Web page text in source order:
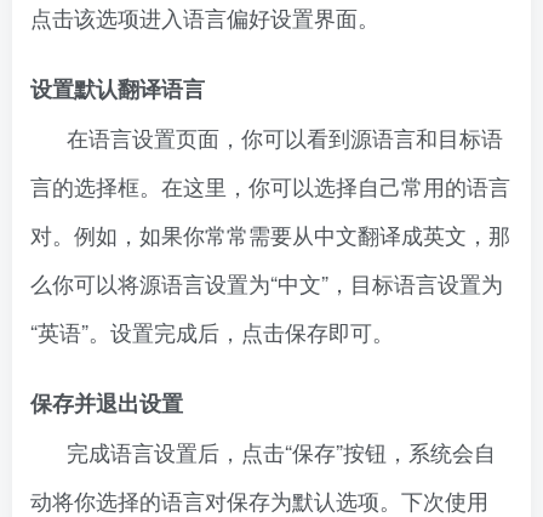
点击该选项进入语言偏好设置界面。
设置默认翻译语言
在语言设置页面，你可以看到源语言和目标语
言的选择框。在这里，你可以选择自己常用的语言
对。例如，如果你常常需要从中文翻译成英文，那
么你可以将源语言设置为“中文”，目标语言设置为
“英语”。设置完成后，点击保存即可。
保存并退出设置
完成语言设置后，点击“保存”按钮，系统会自
动将你选择的语言对保存为默认选项。下次使用